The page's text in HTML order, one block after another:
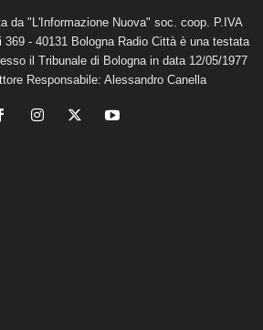
da "L'Informazione Nuova" soc. coop. P.IVA
369 - 40131 Bologna Radio Città è una testata
il Tribunale di Bologna in data 12/05/1977
Responsabile: Alessandro Canella